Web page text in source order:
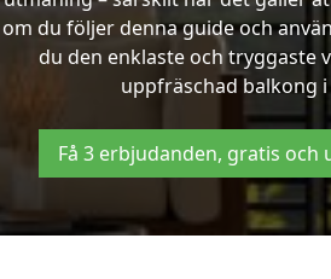
om du följer denna guide och
du den enklaste och tryggaste
uppfräschad balkong i
Få 3 erbjudanden, gratis